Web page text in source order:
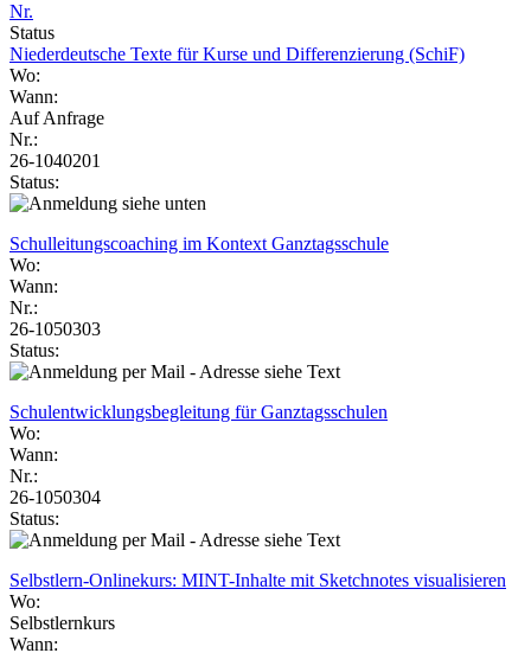
Nr.
Status
Niederdeutsche Texte für Kurse und Differenzierung (SchiF)
Wo:
Wann:
Auf Anfrage
Nr.:
26-1040201
Status:
Schulleitungscoaching im Kontext Ganztagsschule
Wo:
Wann:
Nr.:
26-1050303
Status:
Schulentwicklungsbegleitung für Ganztagsschulen
Wo:
Wann:
Nr.:
26-1050304
Status:
Selbstlern-Onlinekurs: MINT-Inhalte mit Sketchnotes visualisieren
Wo:
Selbstlernkurs
Wann: